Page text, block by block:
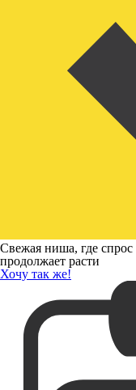
Свежая ниша, где
продолжает расти
Хочу так же!